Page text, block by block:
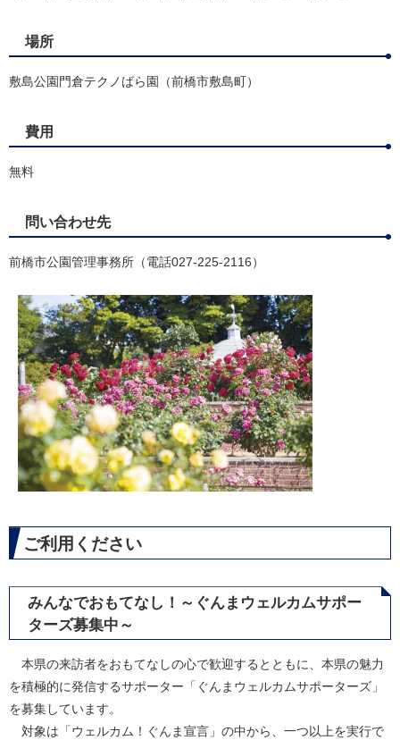
場所
敷島公園門倉テクノばら園（前橋市敷島町）
費用
無料
問い合わせ先
前橋市公園管理事務所（電話027-225-2116）
ご利用ください
みんなでおもてなし！～ぐんまウェルカムサポー
ターズ募集中～
本県の来訪者をおもてなしの心で歓迎するとともに、本県の魅力
を積極的に発信するサポーター「ぐんまウェルカムサポーターズ」
を募集しています。
対象は「ウェルカム！ぐんま宣言」の中から、一つ以上を実行で